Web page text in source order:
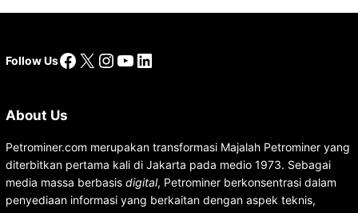
Follow UsFacebook
X Instagram
YouTube
LinkedIn
About Us
Petrominer.com merupakan transformasi Majalah Petrominer yang
diterbitkan pertama kali di Jakarta pada medio 1973. Sebagai
media massa berbasis digital, Petrominer berkonsentrasi dalam
penyediaan informasi yang berkaitan dengan aspek teknis,